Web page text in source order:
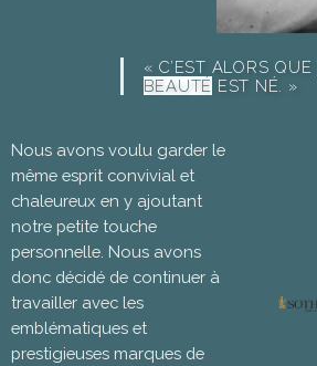
« C’EST ALORS QUE
BEAUTÉ EST NÉ. »
Nous avons voulu garder le
même esprit convivial et
chaleureux en y ajoutant
notre petite touche
personnelle. Nous avons
donc décidé de continuer à
travailler avec les
emblématiques et
prestigieuses marques de